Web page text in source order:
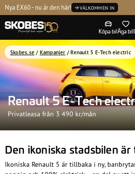
Nya EX60 - nu är den här! VÄLKOMMEN IN
Köpa bilÄga bil
Kontakta oss
Tvätta
Skobes.se / Kampanjer /Renault 5 E-Tech electric
Renault 5 E-Tech
Privatleasa från 3 490 kr/mån
Den ikoniska stadsbilen är
Ikoniska Renault 5 är tillbaka i ny,